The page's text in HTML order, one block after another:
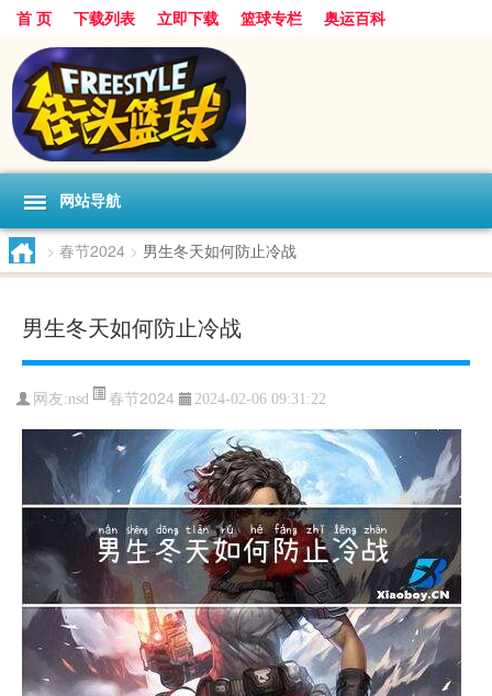
首 页 下载列表 立即下载 篮球专栏 奥运百科
网站导航
> 春节2024 > 男生冬天如何防止冷战
男生冬天如何防止冷战
网友:nsd 春节2024 2024-02-06 09:31:22